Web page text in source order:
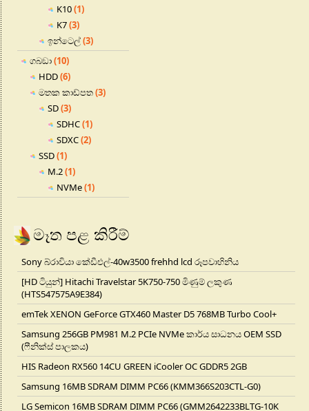
K10(1)
K7(3)
ඉන්ටෙල්(3)
ගබඞා(10)
HDD(6)
මතක කාඩ්පත(3)
SD(3)
SDHC(1)
SDXC(2)
SSD(1)
M.2(1)
NVMe(1)
මෑත පළ කිරීම්
Sony බ්රාවියා කේඩීඑල්-40w3500 frehhd lcd රූපවාහිනිය
[HD ටියුන්] Hitachi Travelstar 5K750-750 මිණුම් ලකුණ
(HTS547575A9E384)
emTek XENON GeForce GTX460 Master D5 768MB Turbo Cool+
Samsung 256GB PM981 M.2 PCIe NVMe කාර්ය සාධනය OEM SSD
(ෆීනික්ස් පාලකය)
HIS Radeon RX560 14CU GREEN iCooler OC GDDR5 2GB
Samsung 16MB SDRAM DIMM PC66 (KMM366S203CTL-G0)
LG Semicon 16MB SDRAM DIMM PC66 (GMM2642233BLTG-10K